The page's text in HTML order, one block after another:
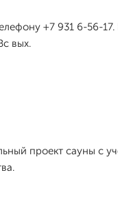
+7 931 6-56-
вых.
проект сауны с